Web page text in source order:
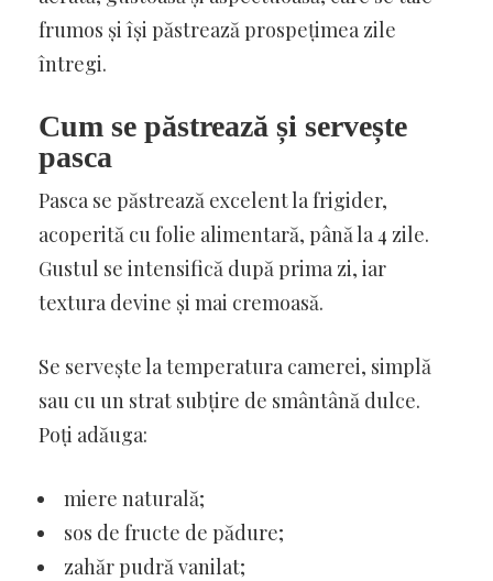
frumos și își păstrează prospețimea zile
întregi.
Cum se păstrează și servește
pasca
Pasca se păstrează excelent la frigider,
acoperită cu folie alimentară, până la 4 zile.
Gustul se intensifică după prima zi, iar
textura devine și mai cremoasă.
Se servește la temperatura camerei, simplă
sau cu un strat subțire de smântână dulce.
Poți adăuga:
miere naturală;
sos de fructe de pădure;
zahăr pudră vanilat;